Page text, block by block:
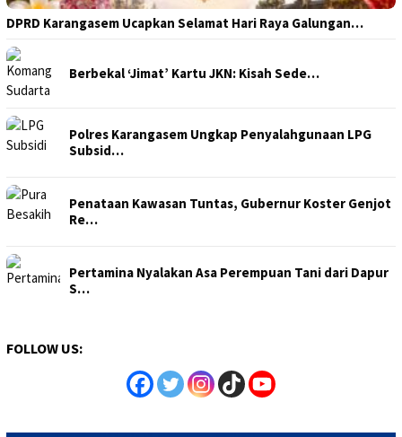
DPRD Karangasem Ucapkan Selamat Hari Raya Galungan…
Berbekal ‘Jimat’ Kartu JKN: Kisah Sede…
Polres Karangasem Ungkap Penyalahgunaan LPG
Subsid…
Penataan Kawasan Tuntas, Gubernur Koster Genjot
Re…
Pertamina Nyalakan Asa Perempuan Tani dari Dapur
S…
FOLLOW US: